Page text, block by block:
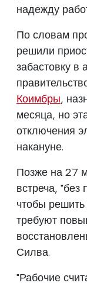
надежду
По словам
решили
забастовку в
Коимбры,
месяца, но
отключения
накануне.
Позже на 27
встреча, "без
чтобы
требуют
Силва.
"Рабочие